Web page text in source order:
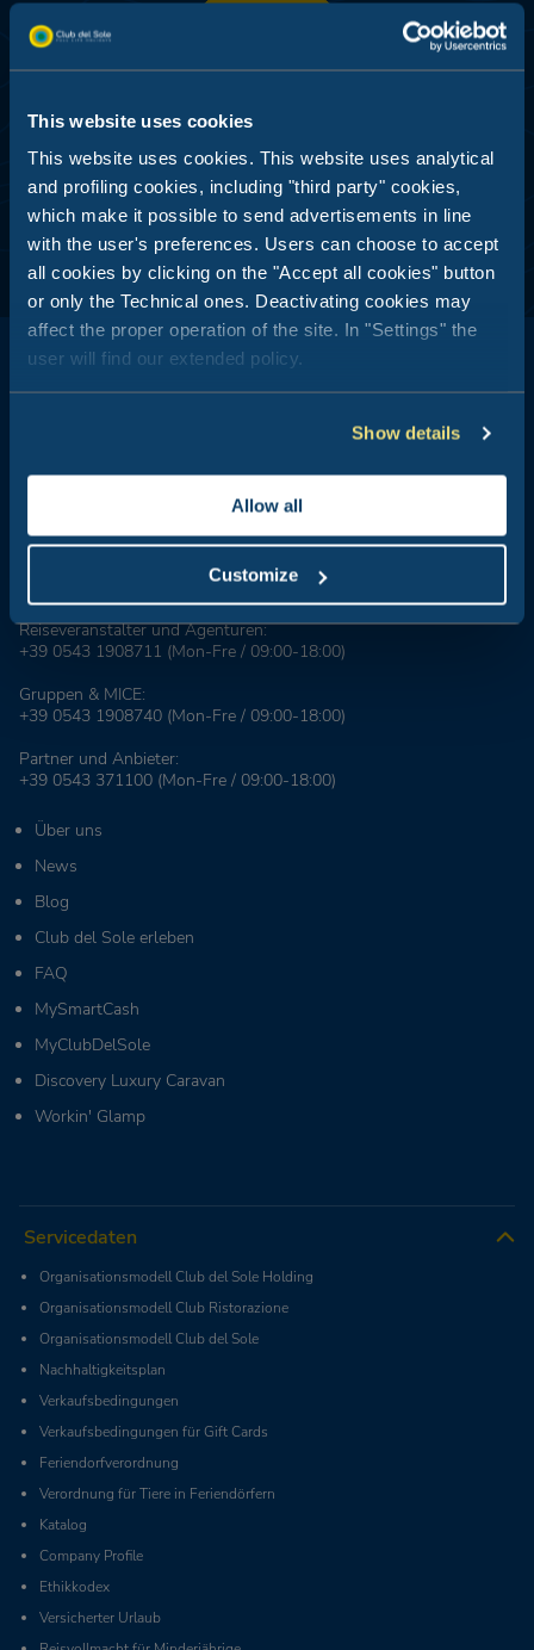
This website uses cookies
This website uses cookies. This website uses analytical
and profiling cookies, including "third party" cookies,
which make it possible to send advertisements in line
with the user's preferences. Users can choose to accept
all cookies by clicking on the "Accept all cookies" button
or only the Technical ones. Deactivating cookies may
affect the proper operation of the site. In "Settings" the
user will find our extended policy.
Show details
Allow all
Customize
DATENANALYSE
Feriendörfer nur einen Steinwurf vom Meer entfernt, in den
Bergen, an den Küsten der beliebtesten und bekanntesten
Reiseveranstalter und Agenturen:
+39 0543 1908711 (Mon-Fre / 09:00-18:00)
Gruppen & MICE:
+39 0543 1908740 (Mon-Fre / 09:00-18:00)
Partner und Anbieter:
+39 0543 371100 (Mon-Fre / 09:00-18:00)
Über uns
News
Blog
Club del Sole erleben
FAQ
MySmartCash
MyClubDelSole
Discovery Luxury Caravan
Workin' Glamp
Servicedaten
Organisationsmodell Club del Sole Holding
Organisationsmodell Club Ristorazione
Organisationsmodell Club del Sole
Nachhaltigkeitsplan
Verkaufsbedingungen
Verkaufsbedingungen für Gift Cards
Feriendorfverordnung
Verordnung für Tiere in Feriendörfern
Katalog
Company Profile
Ethikkodex
Versicherter Urlaub